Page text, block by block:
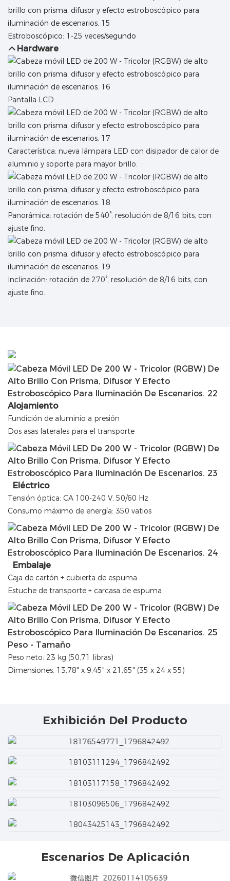
Estroboscópico: 1-25 veces/segundo
Hardware
Pantalla LCD
Característica: nueva lámpara LED con disipador de calor de
aluminio y soporte para mayor brillo.
Panorámica: rotación de 540°, resolución de 8/16 bits, con
ajuste fino.
Inclinación: rotación de 270°, resolución de 8/16 bits, con
ajuste fino.
Alojamiento
Fundición de aluminio a presión
Dos asas laterales para el transporte
Eléctrico
Tensión óptica: CA 100-240 V, 50/60 Hz
Consumo máximo de energía: 350 vatios
Embalaje
Caja de cartón + cubierta de espuma
Estuche de transporte + carcasa de espuma
Peso - Tamaño
Peso neto: 23 kg (50,71 libras)
Dimensiones: 13,78" x 9,45" x 21,65" (35 x 24 x 55)
Exhibición Del Producto
Escenarios De Aplicación